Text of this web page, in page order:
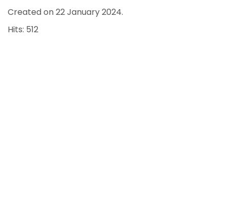
Created on22 January 2024.
Hits: 512